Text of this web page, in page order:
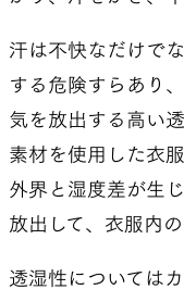
汗は不快なだけで
する危険すらあり
気を放出する高い
素材を使用した衣
外界と湿度差が生
放出して、衣服内
透湿性については